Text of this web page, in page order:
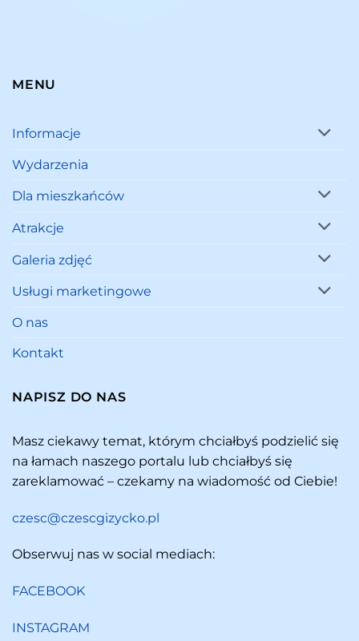
MENU
Informacje
Wydarzenia
Dla mieszkańców
Atrakcje
Galeria zdjęć
Usługi marketingowe
O nas
Kontakt
NAPISZ DO NAS
Masz ciekawy temat, którym chciałbyś podzielić się
na łamach naszego portalu lub chciałbyś się
zareklamować – czekamy na wiadomość od Ciebie!
czesc@czescgizycko.pl
Obserwuj nas w social mediach:
FACEBOOK
INSTAGRAM